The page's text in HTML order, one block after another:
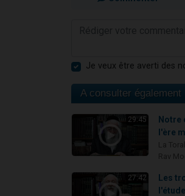
Je veux être averti des
A consulter également
29:45
Notre
l'ère
27:42
Les